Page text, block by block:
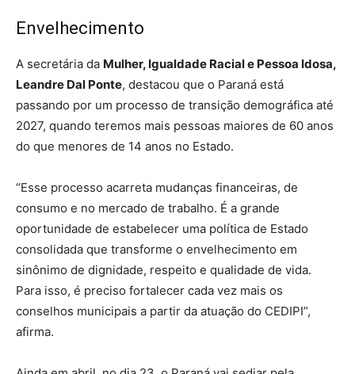
Envelhecimento
A secretária da Mulher, Igualdade Racial e Pessoa Idosa,
Leandre Dal Ponte, destacou que o Paraná está
passando por um processo de transição demográfica até
2027, quando teremos mais pessoas maiores de 60 anos
do que menores de 14 anos no Estado.
“Esse processo acarreta mudanças financeiras, de
consumo e no mercado de trabalho. É a grande
oportunidade de estabelecer uma política de Estado
consolidada que transforme o envelhecimento em
sinônimo de dignidade, respeito e qualidade de vida.
Para isso, é preciso fortalecer cada vez mais os
conselhos municipais a partir da atuação do CEDIPI”,
afirma.